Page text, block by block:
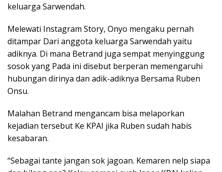
keluarga Sarwendah.
Melewati Instagram Story, Onyo mengaku pernah
ditampar Dari anggota keluarga Sarwendah yaitu
adiknya. Di mana Betrand juga sempat menyinggung
sosok yang Pada ini disebut berperan memengaruhi
hubungan dirinya dan adik-adiknya Bersama Ruben
Onsu.
Malahan Betrand mengancam bisa melaporkan
kejadian tersebut Ke KPAI jika Ruben sudah habis
kesabaran.
“Sebagai tante jangan sok jagoan. Kemaren nelp siapa